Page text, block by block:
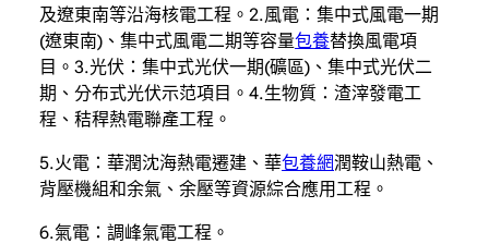
及遼東南等沿海核電工程。2.風電：集中式風電一期
(遼東南)、集中式風電二期等容量包養替換風電項
目。3.光伏：集中式光伏一期(礦區)、集中式光伏二
期、分布式光伏示范項目。4.生物質：渣滓發電工
程、秸稈熱電聯產工程。
5.火電：華潤沈海熱電遷建、華包養網潤鞍山熱電、
背壓機組和余氣、余壓等資源綜合應用工程。
6.氣電：調峰氣電工程。